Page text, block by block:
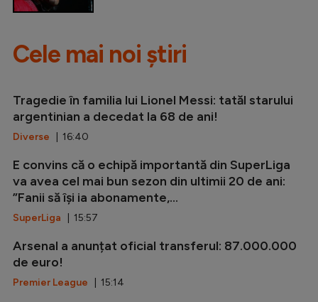
Cele mai noi știri
Tragedie în familia lui Lionel Messi: tatăl starului
argentinian a decedat la 68 de ani!
Diverse | 16:40
E convins că o echipă importantă din SuperLiga
va avea cel mai bun sezon din ultimii 20 de ani:
”Fanii să își ia abonamente,...
SuperLiga | 15:57
Arsenal a anunțat oficial transferul: 87.000.000
de euro!
Premier League | 15:14